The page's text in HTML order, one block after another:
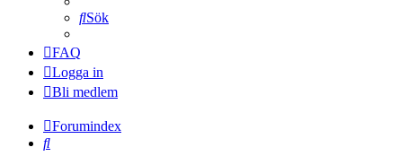
Sök
FAQ
Logga in
Bli medlem
Forumindex
Sök